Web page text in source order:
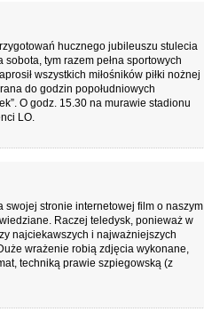
hucznego jubileuszu stulecia
tym razem pełna sportowych
wszystkich miłośników piłki nożnej
do godzin popołudniowych
O godz. 15.30 na murawie stadionu
LO.
swojej stronie internetowej film o naszym
Raczej teledysk, ponieważ w
najciekawszych i najważniejszych
wrażenie robią zdjęcia wykonane,
techniką prawie szpiegowską (z